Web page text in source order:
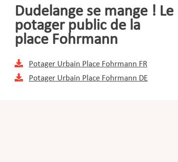
Dudelange se mange ! Le
potager public de la
place Fohrmann
Potager Urbain Place Fohrmann FR
Potager Urbain Place Fohrmann DE